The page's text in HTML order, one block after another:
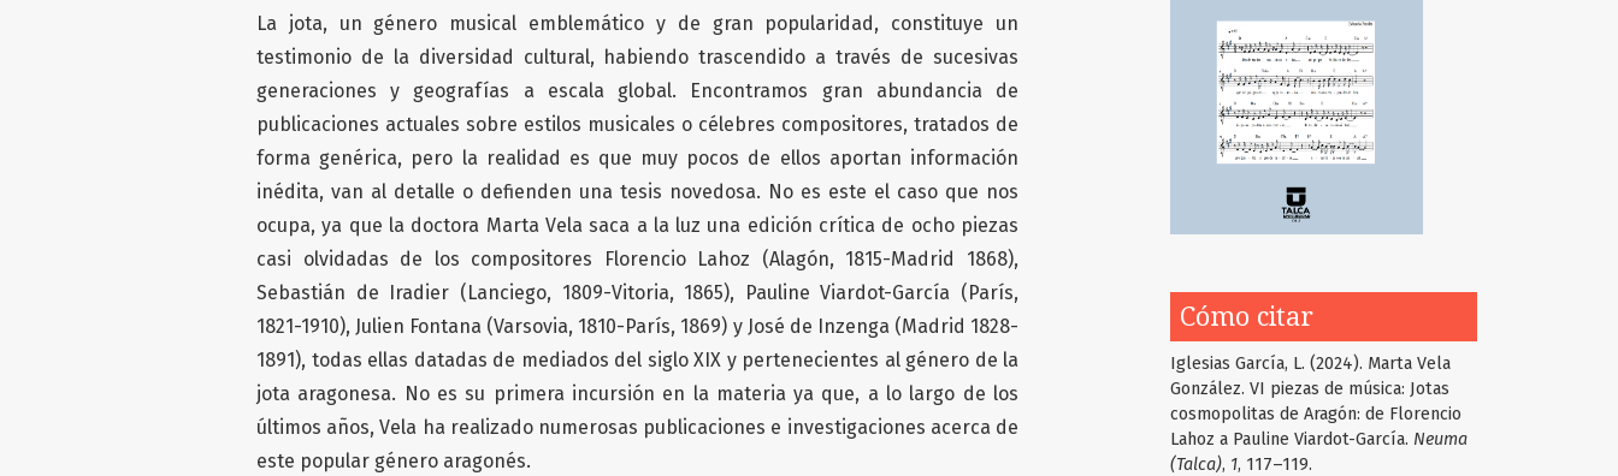
Cómo citar
Iglesias García, L. (2024). Marta Vela
González. VI piezas de música: Jotas
cosmopolitas de Aragón: de Florencio
Lahoz a Pauline Viardot-García. Neuma
(Talca), 1, 117–119.
La jota, un género musical emblemático y de gran popularidad, constituye un
testimonio de la diversidad cultural, habiendo trascendido a través de sucesivas
generaciones y geografías a escala global. Encontramos gran abundancia de
publicaciones actuales sobre estilos musicales o célebres compositores, tratados de
forma genérica, pero la realidad es que muy pocos de ellos aportan información
inédita, van al detalle o defienden una tesis novedosa. No es este el caso que nos
ocupa, ya que la doctora Marta Vela saca a la luz una edición crítica de ocho piezas
casi olvidadas de los compositores Florencio Lahoz (Alagón, 1815-Madrid 1868),
Sebastián de Iradier (Lanciego, 1809-Vitoria, 1865), Pauline Viardot-García (París,
1821-1910), Julien Fontana (Varsovia, 1810-París, 1869) y José de Inzenga (Madrid 1828-
1891), todas ellas datadas de mediados del siglo XIX y pertenecientes al género de la
jota aragonesa. No es su primera incursión en la materia ya que, a lo largo de los
últimos años, Vela ha realizado numerosas publicaciones e investigaciones acerca de
este popular género aragonés.